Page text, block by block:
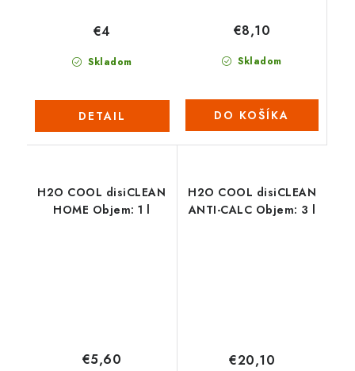
Skladom
€4
DETAIL
Skladom
€8,10
DO KOŠÍKA
H2O COOL disiCLEAN
HOME Objem: 1 l
€5,60
H2O COOL disiCLEAN
ANTI-CALC Objem: 3 l
€20,10